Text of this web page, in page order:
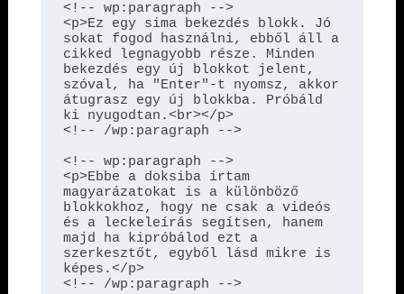
<!-- wp:paragraph -->
<p>Ez egy sima bekezdés blokk. Jó
sokat fogod használni, ebből áll a
cikked legnagyobb része. Minden
bekezdés egy új blokkot jelent,
szóval, ha "Enter"-t nyomsz, akkor
átugrasz egy új blokkba. Próbáld
ki nyugodtan.<br></p>
<!-- /wp:paragraph -->
<!-- wp:paragraph -->
<p>Ebbe a doksiba írtam
magyarázatokat is a különböző
blokkokhoz, hogy ne csak a videós
és a leckeleírás segítsen, hanem
majd ha kipróbálod ezt a
szerkesztőt, egyből lásd mikre is
képes.</p>
<!-- /wp:paragraph -->